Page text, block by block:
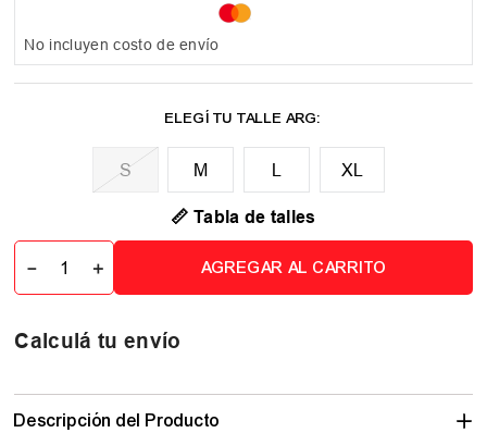
No incluyen costo de envío
M XL
📏 Tabla de talles
＋
－ AGREGAR AL CARRITO
Calculá tu envío
Descripción del Producto